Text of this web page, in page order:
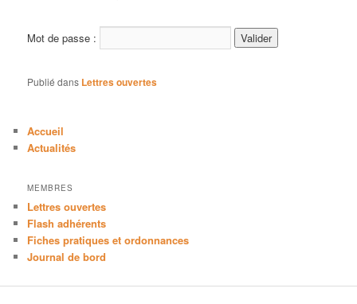
Mot de passe :
Publié dans Lettres ouvertes
Accueil
Actualités
MEMBRES
Lettres ouvertes
Flash adhérents
Fiches pratiques et ordonnances
Journal de bord